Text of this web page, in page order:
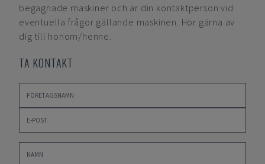
begagnade maskiner och är din kontaktperson vid
eventuella frågor gällande maskinen. Hör gärna av
dig till honom/henne.
TA KONTAKT